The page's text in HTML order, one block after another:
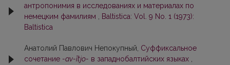
антропонимия в исследованиях и материалах по
немецким фамилиям , Baltistica: Vol. 9 No. 1 (1973):
Baltistica
Анатолий Павлович Непокупный, Суффиксальное
сочетание -av-ītjo- в западнобалтийских языках ,